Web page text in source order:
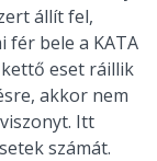
állít fel,
fér bele a KATA
kettő eset ráillik
akkor nem
Itt
számát.